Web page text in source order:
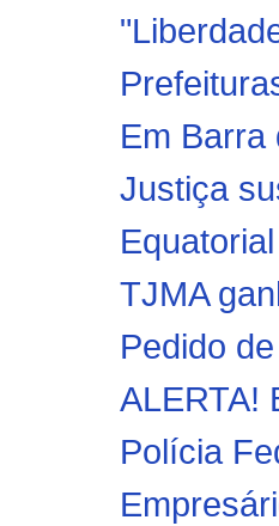
Em Barra
Justiça
TJMA
Pedido
ALERTA!
Polícia